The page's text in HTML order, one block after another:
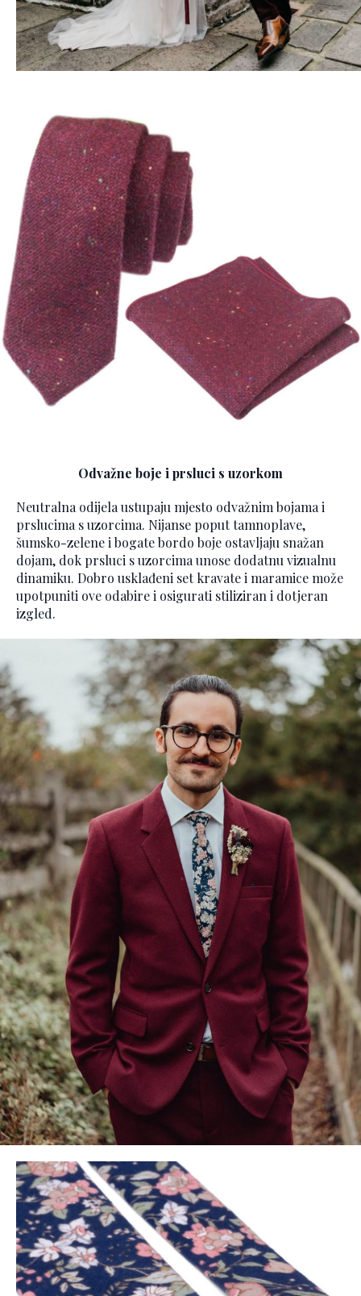
Odvažne boje i prsluci s uzorkom
Neutralna odijela ustupaju mjesto odvažnim bojama i
prslucima s uzorcima. Nijanse poput tamnoplave,
šumsko-zelene i bogate bordo boje ostavljaju snažan
dojam, dok prsluci s uzorcima unose dodatnu vizualnu
dinamiku. Dobro usklađeni set kravate i maramice može
upotpuniti ove odabire i osigurati stiliziran i dotjeran
izgled.